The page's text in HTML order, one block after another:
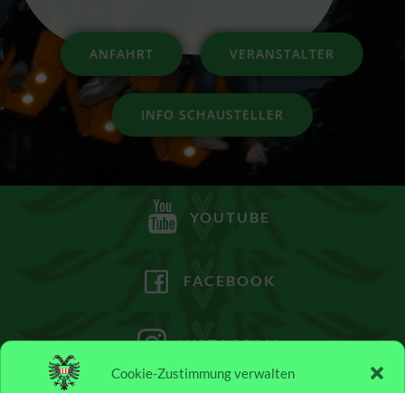
Cookie-Zustimmung verwalten
ANFAHRT VERANSTALTER
INFO SCHAUSTELLER
YOUTUBE
FACEBOOK
INSTAGRAM